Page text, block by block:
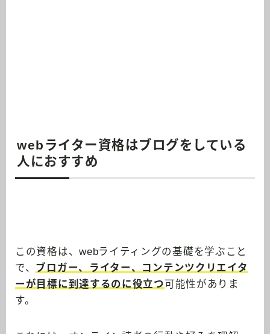
webライター資格はブログをしている
人におすすめ
この資格は、webライティングの基礎を学ぶこと
で、 ブロガー、ライター、コンテンツクリエイタ
ーが目標に到達するのに役立つ 可能性がありま
す。